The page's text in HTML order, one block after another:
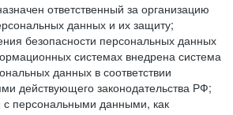
ответственный за организацию
данных и их защиту;
безопасности персональных данных
системах внедрена система
данных в соответствии
действующего законодательства РФ;
с персональными данными, как